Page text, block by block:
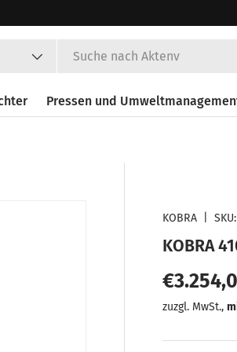
Pressen und
KOBRA |SKU:
KOBRA
zuzgl. MwSt.,